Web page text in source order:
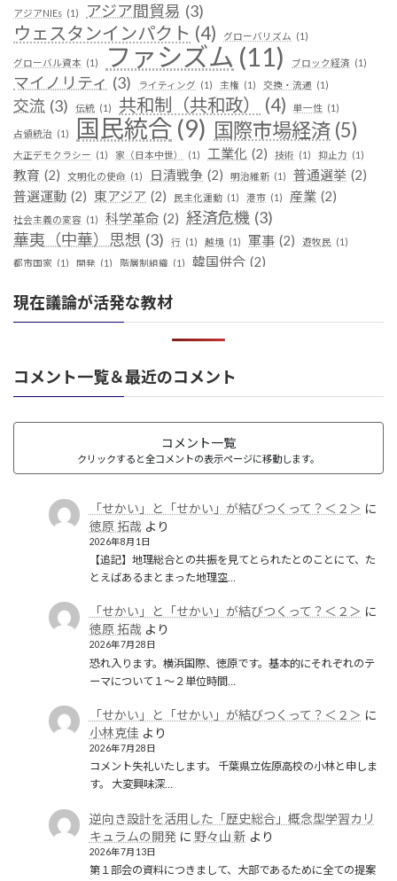
アジアNIEs (1) アジア間貿易 (3)
ウェスタンインパクト (4) グローバリズム (1)
グローバル資本 (1) ファシズム (11) ブロック経済 (1)
マイノリティ (3) ライティング (1) 主権 (1) 交換・流通 (1)
交流 (3) 伝統 (1) 共和制（共和政） (4) 単一性 (1)
占領統治 (1) 国民統合 (9) 国際市場経済 (5)
大正デモクラシー (1) 家（日本中世） (1) 工業化 (2) 技術 (1) 抑止力 (1)
教育 (2) 文明化の使命 (1) 日清戦争 (2) 明治維新 (1) 普通選挙 (2)
普選運動 (2) 東アジア (2) 民主化運動 (1) 港市 (1) 産業 (2)
社会主義の変容 (1) 科学革命 (2) 経済危機 (3)
華夷（中華）思想 (3) 行 (1) 越境 (1) 軍事 (2) 遊牧民 (1)
都市国家 (1) 開発 (1) 階層制組織 (1) 韓国併合 (2)
現在議論が活発な教材
コメント一覧＆最近のコメント
コメント一覧
クリックすると全コメントの表示ページに移動します。
「せかい」と「せかい」が結びつくって？＜２＞ に
徳原 拓哉 より
2026年8月1日
【追記】地理総合との共振を見てとられたとのことにて、た
とえばあるまとまった地理空…
「せかい」と「せかい」が結びつくって？＜２＞ に
徳原 拓哉 より
2026年7月28日
恐れ入ります。横浜国際、徳原です。基本的にそれぞれのテ
ーマについて１〜２単位時間…
「せかい」と「せかい」が結びつくって？＜２＞ に
小林克佳 より
2026年7月28日
コメント失礼いたします。 千葉県立佐原高校の小林と申しま
す。 大変興味深…
逆向き設計を活用した「歴史総合」概念型学習カリ
キュラムの開発に 野々山 新 より
2026年7月13日
第１部会の資料につきまして、大部であるために全ての提案